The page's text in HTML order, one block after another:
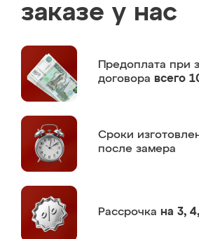
заказе у нас
Предоплата при
договора всего
Сроки
после замера
Рассрочка на 3,